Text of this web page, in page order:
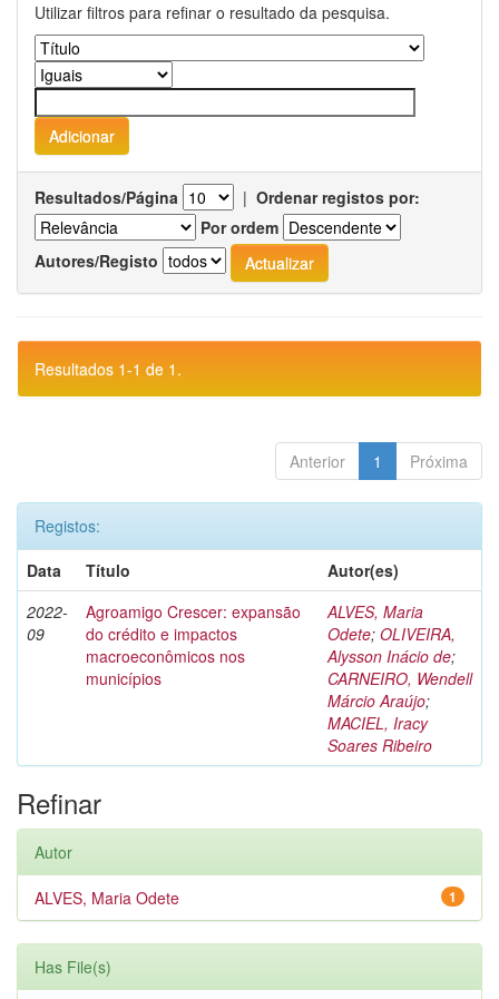
Utilizar filtros para refinar o resultado da pesquisa.
Resultados/Página | Ordenar registos por:
Por ordem
Autores/Registo
Resultados 1-1 de 1.
Anterior 1 Próxima
Registos:
Data
Título
Autor(es)
2022-
09
Agroamigo Crescer: expansão
do crédito e impactos
macroeconômicos nos
municípios
ALVES, Maria
Odete; OLIVEIRA,
Alysson Inácio de;
CARNEIRO, Wendell
Márcio Araújo;
MACIEL, Iracy
Soares Ribeiro
Refinar
Autor
1
ALVES, Maria Odete
Has File(s)